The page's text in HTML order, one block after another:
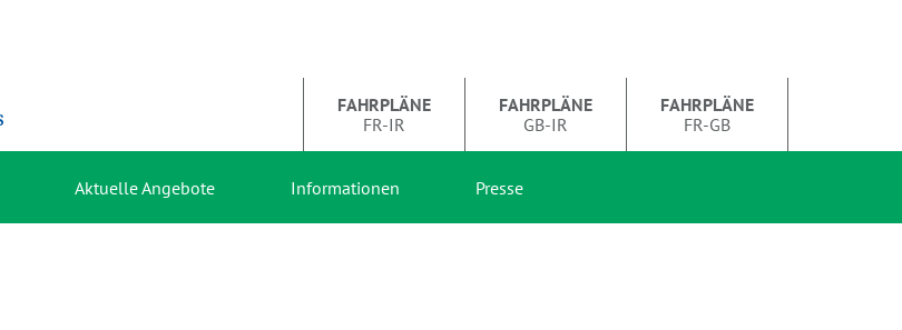
FAHRPLÄNE
FR-IR
FAHRPLÄNE
GB-IR
FAHRPLÄNE
FR-GB
Aktuelle Angebote Informationen Presse